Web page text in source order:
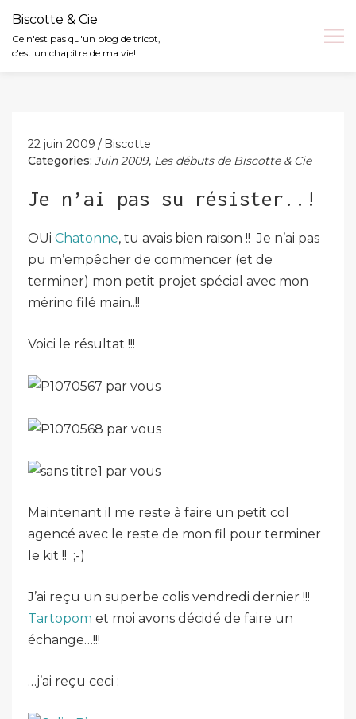
Biscotte & Cie
Ce n'est pas qu'un blog de tricot,
c'est un chapitre de ma vie!
22 juin 2009
Biscotte
Categories: Juin 2009, Les débuts de Biscotte & Cie
Je n’ai pas su résister..!
OUi Chatonne, tu avais bien raison !! Je n’ai pas
pu m’empêcher de commencer (et de
terminer) mon petit projet spécial avec mon
mérino filé main..!!
Voici le résultat !!!
Maintenant il me reste à faire un petit col
agencé avec le reste de mon fil pour terminer
le kit !! ;-)
J’ai reçu un superbe colis vendredi dernier !!!
Tartopom et moi avons décidé de faire un
échange…!!!
…j’ai reçu ceci :